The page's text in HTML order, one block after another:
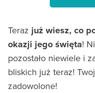
Teraz już wiesz, co
okazji jego święta!
pozostało niewiele i
bliskich już teraz!
zadowolone!